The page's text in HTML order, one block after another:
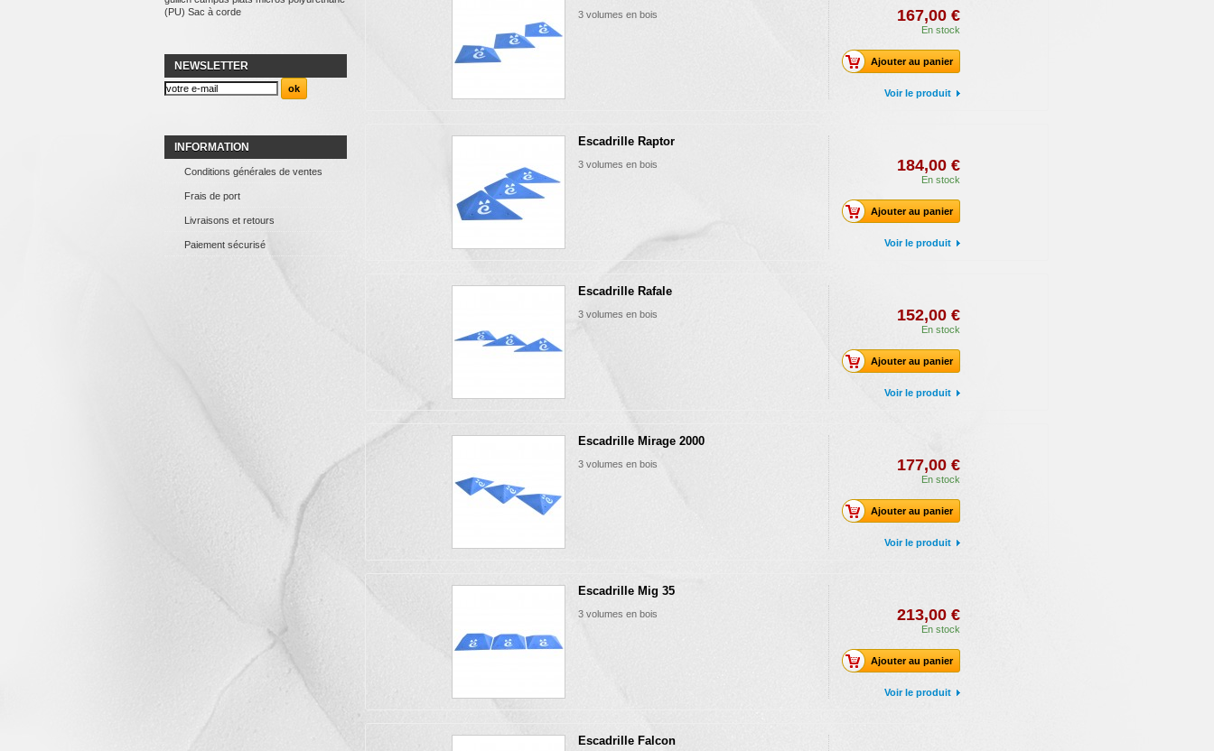
(PU) Sac à corde
NEWSLETTER
INFORMATION
Conditions générales de ventes
Frais de port
Livraisons et retours
Paiement sécurisé
3 volumes en bois 167,00 €
En stock
Ajouter au panier
Voir le produit
Escadrille Raptor
3 volumes en bois 184,00 €
En stock
Ajouter au panier
Voir le produit
Escadrille Rafale
3 volumes en bois 152,00 €
En stock
Ajouter au panier
Voir le produit
Escadrille Mirage 2000
3 volumes en bois 177,00 €
En stock
Ajouter au panier
Voir le produit
Escadrille Mig 35
3 volumes en bois 213,00 €
En stock
Ajouter au panier
Voir le produit
Escadrille Falcon